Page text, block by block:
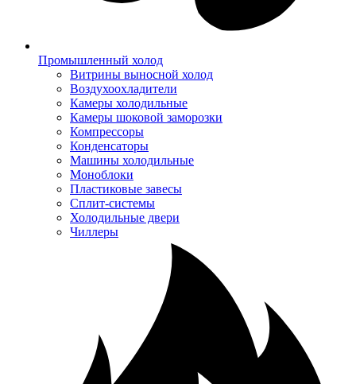
Промышленный холод
Витрины выносной холод
Воздухоохладители
Камеры холодильные
Камеры шоковой заморозки
Компрессоры
Конденсаторы
Машины холодильные
Моноблоки
Пластиковые завесы
Сплит-системы
Холодильные двери
Чиллеры